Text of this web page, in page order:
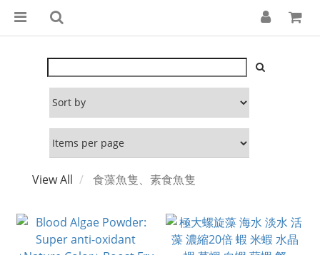
View All 食藻魚隻、素食魚隻